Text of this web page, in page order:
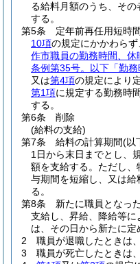
る給料月額のうち、そ
する。
第5条
定年前再任用短時
10項の規定にかかわらず
作市職員の勤務時間、休
条例第35号。以下「勤
又は第4項の規定により
第1項に規定する勤務時
する。
第6条
削除
(給料の支給)
第7条
給料の計算期間(以
1日から末日までとし、
額を支給する。 ただし、
与期間を短縮し、又は給
る。
第8条
新たに職員となっ
支給し、昇給、降給等
は、その日から新たに定
2
職員が退職したときは
3
職員が死亡したときは